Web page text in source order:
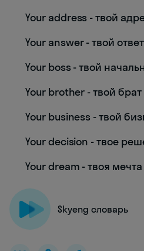
Your address - твой
Your answer - твой ответ
Your boss - твой
Your brother - твой брат
Your business - твой
Your decision - твое
Your dream - твоя мечта
Skyeng словарь